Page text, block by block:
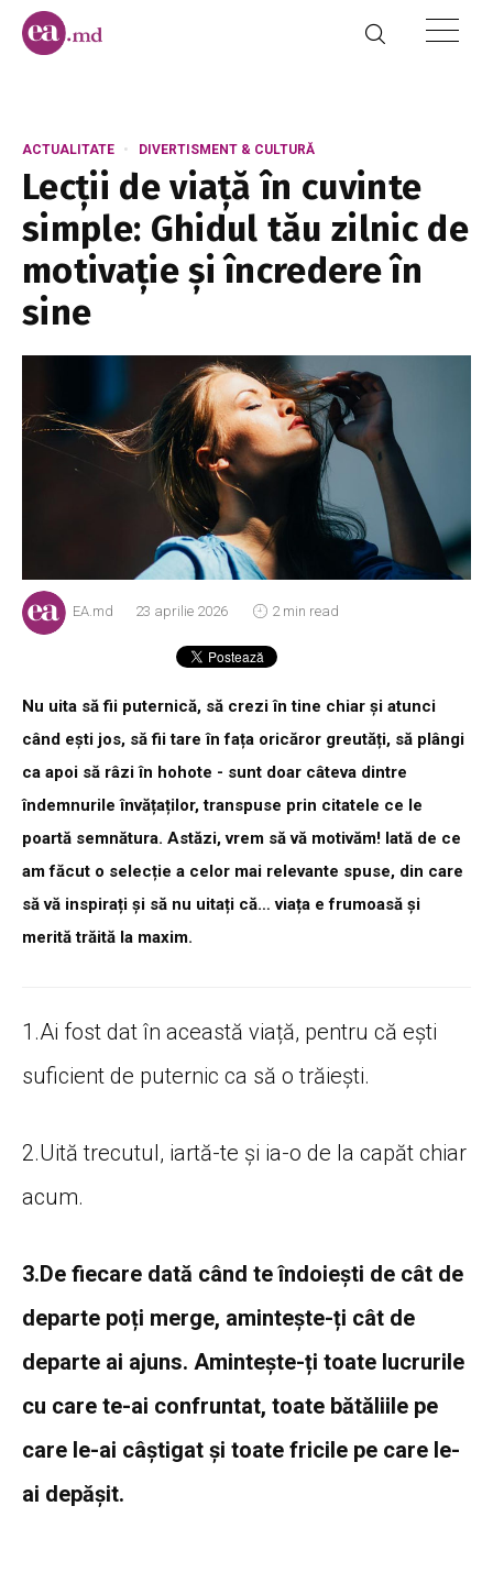
ACTUALITATE DIVERTISMENT & CULTURĂ
Lecții de viață în cuvinte
simple: Ghidul tău zilnic de
motivație și încredere în
sine
EA.md 23 aprilie 2026 2 min read
Nu uita să fii puternică, să crezi în tine chiar și atunci
când ești jos, să fii tare în fața oricăror greutăți, să plângi
ca apoi să râzi în hohote - sunt doar câteva dintre
îndemnurile învățaților, transpuse prin citatele ce le
poartă semnătura. Astăzi, vrem să vă motivăm! Iată de ce
am făcut o selecție a celor mai relevante spuse, din care
să vă inspirați și să nu uitați că… viața e frumoasă și
merită trăită la maxim.
1.Ai fost dat în această viață, pentru că ești
suficient de puternic ca să o trăiești.
2.Uită trecutul, iartă-te și ia-o de la capăt chiar
acum.
3.De fiecare dată când te îndoiești de cât de
departe poți merge, amintește-ți cât de
departe ai ajuns. Amintește-ți toate lucrurile
cu care te-ai confruntat, toate bătăliile pe
care le-ai câștigat și toate fricile pe care le-
ai depășit.